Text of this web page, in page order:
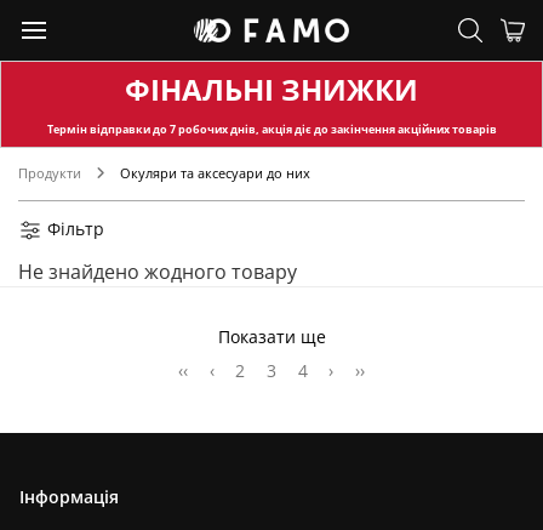
ФІНАЛЬНІ ЗНИЖКИ
Термін відправкидо 7 робочих днів, акція діє до закінчення акційних товарів
Продукти Окуляри та аксесуари до них
Фільтр
Не знайдено жодного товару
Показати ще
‹‹
‹ 2 3 4 › ››
Інформація